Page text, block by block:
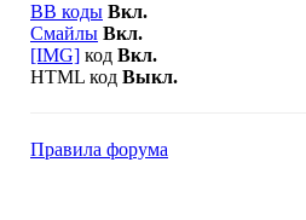
BB коды Вкл.
Смайлы Вкл.
[IMG] код Вкл.
HTML код Выкл.
Правила форума